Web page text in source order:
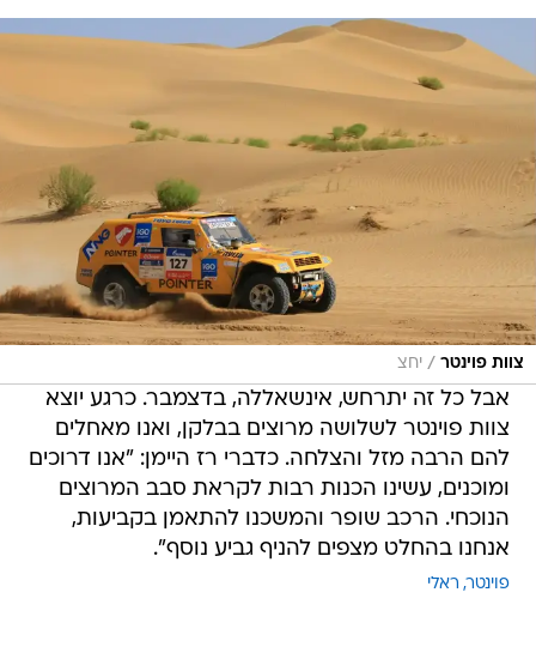
צוות פוינטר / יחצ
אבל כל זה יתרחש, אינשאללה, בדצמבר. כרגע יוצא
צוות פוינטר לשלושה מרוצים בבלקן, ואנו מאחלים
להם הרבה מזל והצלחה. כדברי רז היימן: "אנו דרוכים
ומוכנים, עשינו הכנות רבות לקראת סבב המרוצים
הנוכחי. הרכב שופר והמשכנו להתאמן בקביעות,
אנחנו בהחלט מצפים להניף גביע נוסף".
פוינטר ראלי